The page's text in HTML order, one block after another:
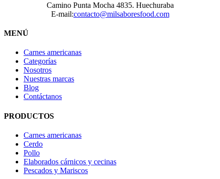
Camino Punta Mocha 4835. Huechuraba
E-mail:contacto@milsaboresfood.com
MENÚ
Carnes americanas
Categorías
Nosotros
Nuestras marcas
Blog
Contáctanos
PRODUCTOS
Carnes americanas
Cerdo
Pollo
Elaborados cárnicos y cecinas
Pescados y Mariscos